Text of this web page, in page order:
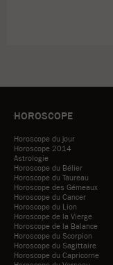
HOROSCOPE
Horoscope du jour
Horoscope 2014
Astrologie
Horoscope du Bélier
Horoscope du Taureau
Horoscope des Gémeaux
Horoscope du Cancer
Horoscope du Lion
Horoscope de la Vierge
Horoscope de la Balance
Horoscope du Scorpion
Horoscope du Sagittaire
Horoscope du Capricorne